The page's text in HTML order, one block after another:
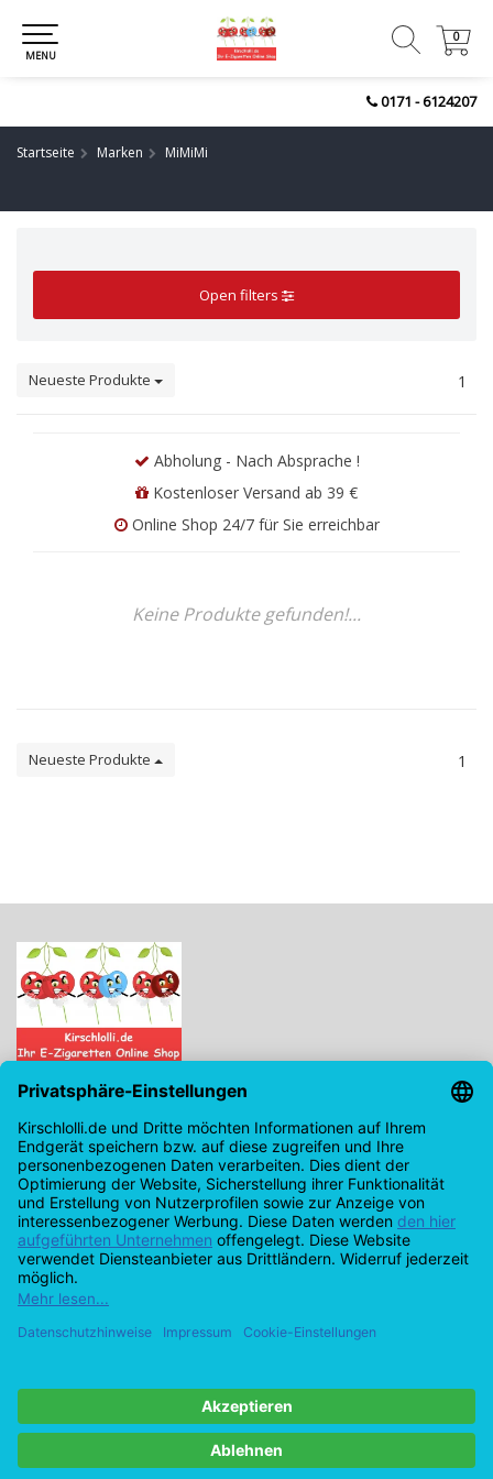
0171 - 6124207
0
0
MENU
Startseite Marken MiMiMi
Open filters
Neueste Produkte 1
Abholung - Nach Absprache !
Kostenloser Versand ab 39 €
Online Shop 24/7 für Sie erreichbar
Keine Produkte gefunden!...
Neueste Produkte 1
Kirschlolli.de - Ihr E-Zigaretten Online Shop
Kirchplatz 7, 96114 Hirschaid
0171 - 6124207
info@kirschlolli.de
USt-IdNr.: DE321609131
Kundendienst
Mein Konto
© Copyright 2026 Kirschlolli.de – Ihr E-Zigaretten Online Shop in